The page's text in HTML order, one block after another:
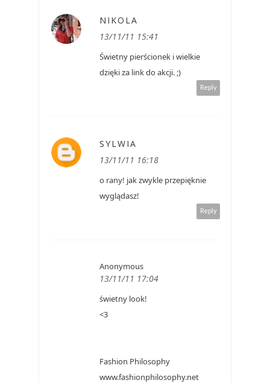
NIKOLA
13/11/11 15:41
Świetny pierścionek i wielkie
dzięki za link do akcji. ;)
Reply
SYLWIA
13/11/11 16:18
o rany! jak zwykle przepięknie
wyglądasz!
Reply
Anonymous
13/11/11 17:04
świetny look!
<3
Fashion Philosophy
www.fashionphilosophy.net